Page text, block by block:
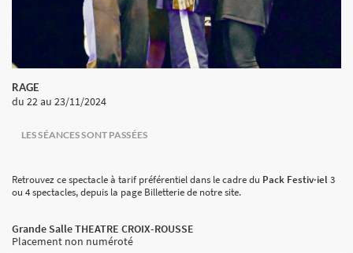
RAGE
du 22au 23/11/2024
LES SÉANCES SONT PASSÉES
Retrouvez ce spectacle à tarif préférentiel dans le cadre du Pack Festiv·iel 3
ou 4 spectacles, depuis la page Billetteriede notre site.
Grande Salle THEATRE CROIX-ROUSSE
Placement non numéroté